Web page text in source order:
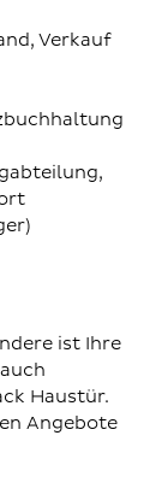
Verkauf
ist Ihre
Haustür.
Angebote